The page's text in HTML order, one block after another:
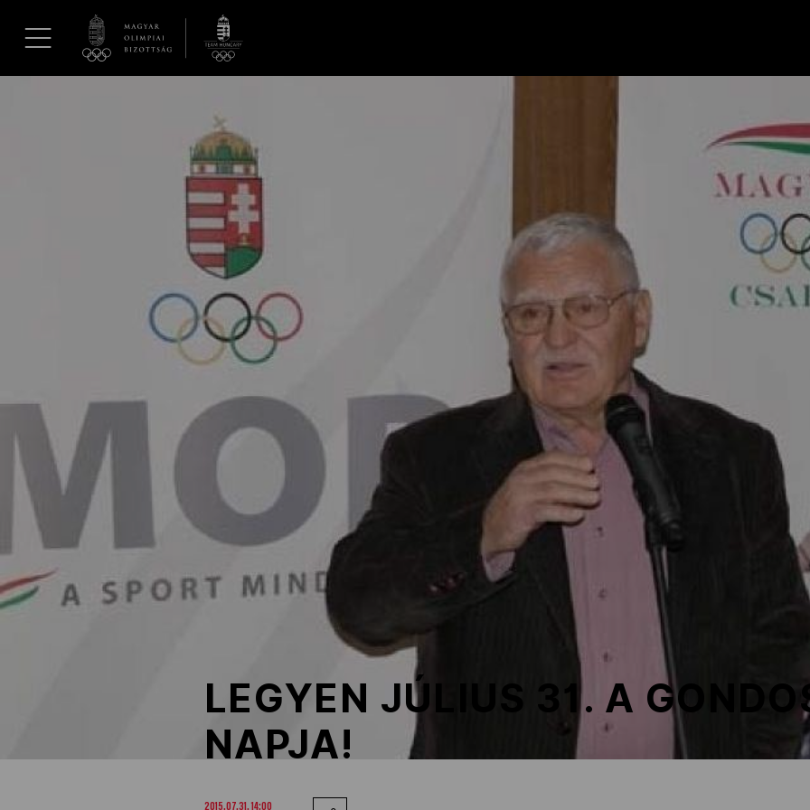
Hírek
Galéria
Dakar 2026
Los Angeles 2028
MOB
Kettőskarrier-program
Társszervezetek
LEGYEN JÚLIUS 31. A
NAPJA!